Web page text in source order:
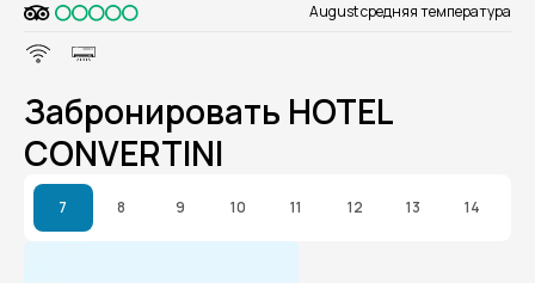
August средняя температура
Забронировать HOTEL
CONVERTINI
7 8 9 10 11 12 13 14